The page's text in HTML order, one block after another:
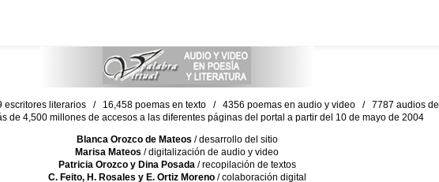
literarios / 16,458 poemas en texto / 4356 poemas en audio y video / 7787 audios de
de 4,500 millones de accesos a las diferentes páginas del portal a partir del 10 de mayo de 2004
Blanca Orozco de Mateos / desarrollo del sitio
Marisa Mateos / digitalización de audio y video
Patricia Orozco y Dina Posada/ recopilación de textos
C. Feito, H. Rosales y E. Ortiz Moreno/ colaboración digital